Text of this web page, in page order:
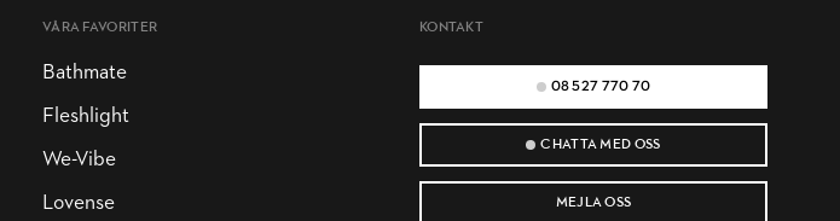
KONTAKT
08 527 770 70
CHATTA MED OSS
MEJLA OSS
VÅRA FAVORITER
Bathmate
Fleshlight
We-Vibe
Lovense